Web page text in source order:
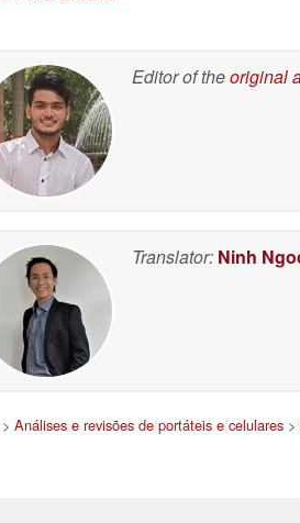
Editor of theoriginal
Translator: Ninh
> Análises e revisões de portáteis e celulares >